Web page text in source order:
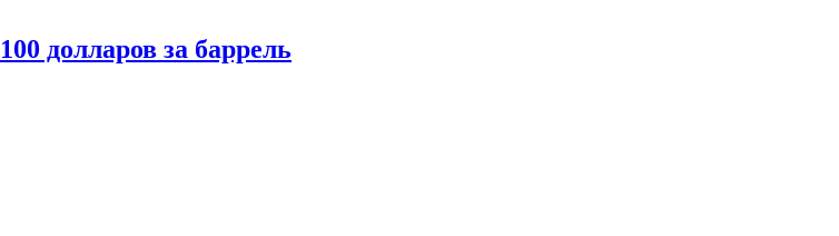
долларов за баррель